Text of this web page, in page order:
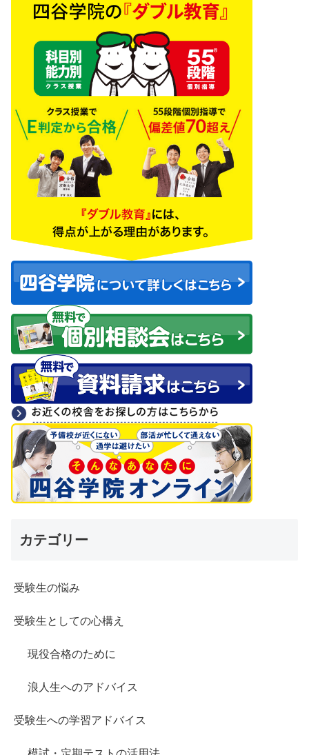
カテゴリー
受験生の悩み
受験生としての心構え
現役合格のために
浪人生へのアドバイス
受験生への学習アドバイス